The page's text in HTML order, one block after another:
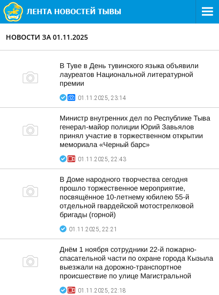
НОВОСТИ ЗА 01.11.2025
В Туве в День тувинского языка объявили
лауреатов Национальной литературной
премии
01.11.2025, 23:14
Министр внутренних дел по Республике Тыва
генерал-майор полиции Юрий Завьялов
принял участие в торжественном открытии
мемориала «Черный барс»
01.11.2025, 22:43
В Доме народного творчества сегодня
прошло торжественное мероприятие,
посвящённое 10-летнему юбилею 55-й
отдельной гвардейской мотострелковой
бригады (горной)
01.11.2025, 22:21
Днём 1 ноября сотрудники 22-й пожарно-
спасательной части по охране города Кызыла
выезжали на дорожно-транспортное
происшествие по улице Магистральной
01.11.2025, 22:18